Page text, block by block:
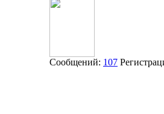
Сообщений: 107